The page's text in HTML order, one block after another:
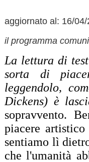
aggiornato al: 16/04/
il programma
La lettura di
sorta di
leggendolo,
Dickens) è
sopravvento.
piacere
sentiamo lì
che l'umanità